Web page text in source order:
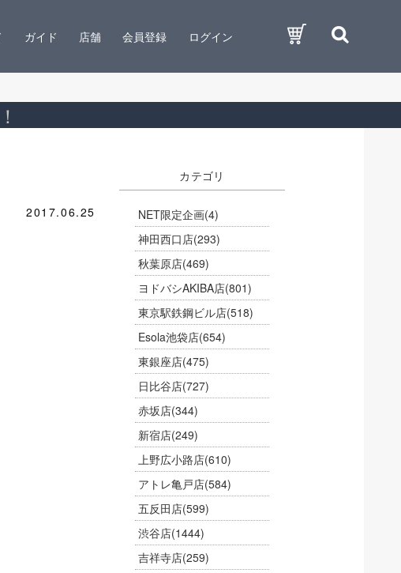
ガイド 店舗 会員登録 ログイン
2017.06.25
カテゴリ
NET限定企画(4)
神田西口店(293)
秋葉原店(469)
ヨドバシAKIBA店(801)
東京駅鉄鋼ビル店(518)
Esola池袋店(654)
東銀座店(475)
日比谷店(727)
赤坂店(344)
新宿店(249)
上野広小路店(610)
アトレ亀戸店(584)
五反田店(599)
渋谷店(1444)
吉祥寺店(259)